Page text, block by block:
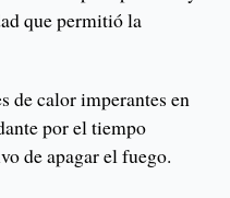
que permitió la
de calor imperantes en
por el tiempo
de apagar el fuego.